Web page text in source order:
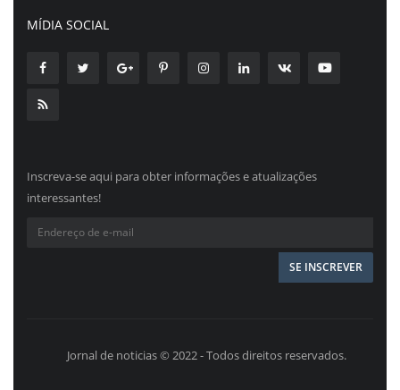
MÍDIA SOCIAL
Inscreva-se aqui para obter informações e atualizações
interessantes!
Jornal de noticias © 2022 - Todos direitos reservados.